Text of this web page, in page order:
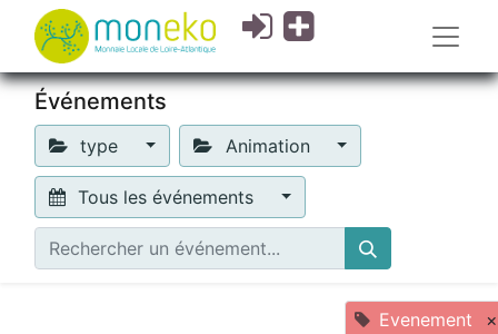
Événements
type Animation
Tous les événements
Evenement
×